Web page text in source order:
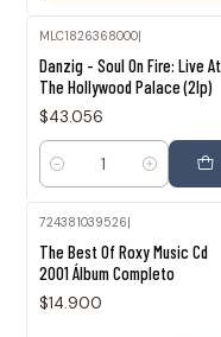
MLC1826368000|
Danzig - Soul On Fire: Live At
The Hollywood Palace (2lp)
$43.056
Cantidad
724381039526
The Best Of Roxy Music Cd
2001 Álbum Completo
$14.900